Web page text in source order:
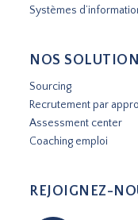
Systèmes
NOS
Sourcing
Recrutement par
Assessment center
Coaching emploi
REJOIGNEZ-